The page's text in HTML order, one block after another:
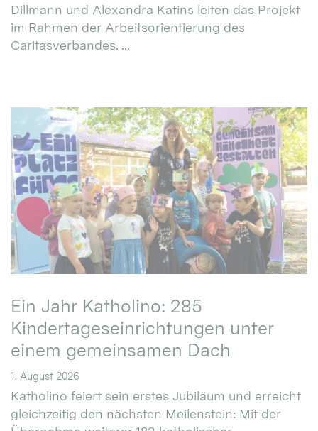
Dillmann und Alexandra Katins leiten das Projekt
im Rahmen der Arbeitsorientierung des
Caritasverbandes. ...
Ein Jahr Katholino: 285
Kindertageseinrichtungen unter
einem gemeinsamen Dach
1. August 2026
Katholino feiert sein erstes Jubiläum und erreicht
gleichzeitig den nächsten Meilenstein: Mit der